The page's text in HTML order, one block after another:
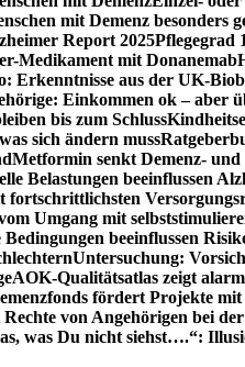
mit Demenz besonders
Report 2025Pflegegrad
Medikament mit Donanemab
Erkenntnisse aus der UK-
Einkommen ok – aber
bis zum Schluss
sich ändern muss
Metformin senkt Demenz-
Belastungen beeinflussen
Umgang mit
beeinflussen
Untersuchung:
AOK-Qualitätsatlas zeigt
fördert Projekte mit
von Angehörigen bei
was Du nicht siehst….“: